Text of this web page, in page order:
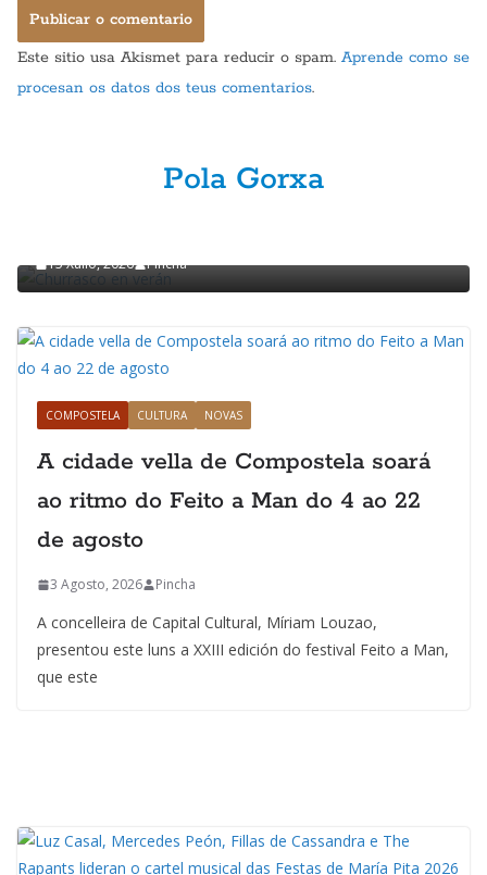
Este sitio usa Akismet para reducir o spam. Aprende como se
procesan os datos dos teus comentarios.
Pola Gorxa
POLA GORXA
15 Xullo, 2026 Pincha
COMPOSTELA CULTURA NOVAS
A cidade vella de Compostela soará
ao ritmo do Feito a Man do 4 ao 22
de agosto
3 Agosto, 2026 Pincha
A concelleira de Capital Cultural, Míriam Louzao,
presentou este luns a XXIII edición do festival Feito a Man,
que este